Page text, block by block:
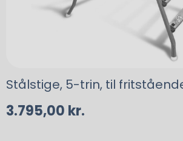
Stålstige, 5-trin, til
3.795,00 kr.